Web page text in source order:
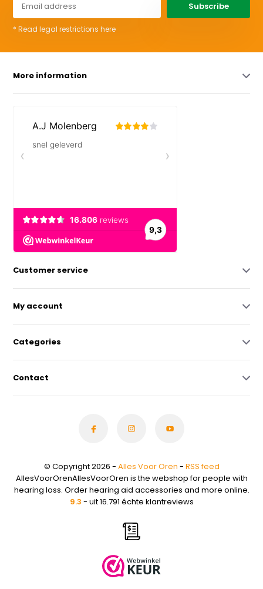
Subscribe
* Read legal restrictions here
More information
Customer service
My account
Categories
Contact
© Copyright 2026 - Alles Voor Oren - RSS feed
AllesVoorOrenAllesVoorOren is the webshop for people with
hearing loss. Order hearing aid accessories and more online.
9.3 - uit 16.791 échte klantreviews